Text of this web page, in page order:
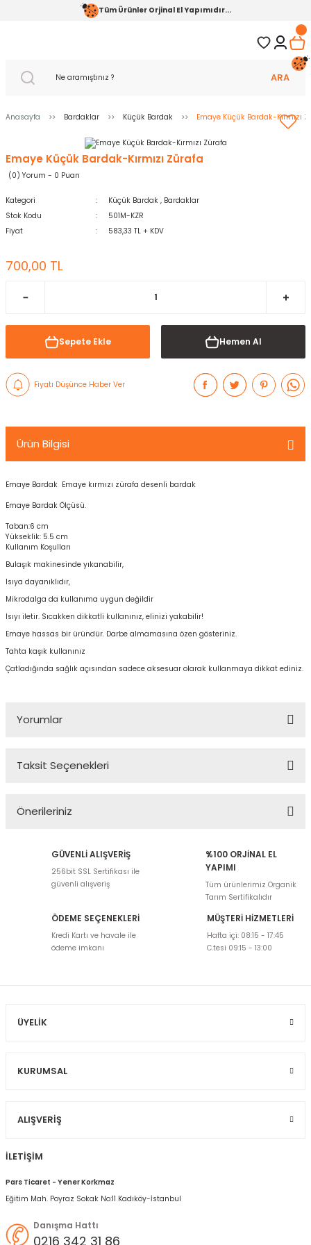
Tüm Ürünler Orjinal El Yapımıdır...
ARA
Anasayfa Bardaklar Küçük Bardak Emaye Küçük Bardak-Kırmızı
Emaye Küçük Bardak-Kırmızı Zürafa
(0) Yorum - 0 Puan
Kategori Küçük Bardak , Bardaklar
Stok Kodu
501M-KZR
Fiyat
583,33 TL + KDV
700,00 TL
Sepete Ekle Hemen Al
Fiyatı Düşünce Haber Ver
Ürün Bilgisi
Emaye Bardak Emaye kırmızı zürafa desenli bardak
Emaye Bardak Ölçüsü.
Taban:6 cm
Yükseklik: 5.5 cm
Kullanım Koşulları
Bulaşık makinesinde yıkanabilir,
Isıya dayanıklıdır,
Mikrodalga da kullanıma uygun değildir
Isıyı iletir. Sıcakken dikkatli kullanınız, elinizi yakabilir!
Emaye hassas bir üründür. Darbe almamasına özen gösteriniz.
Tahta kaşık kullanınız
Çatladığında sağlık açısından sadece aksesuar olarak kullanmaya dikkat ediniz.
Yorumlar
Taksit Seçenekleri
Önerileriniz
Bu ürünün fiyat bilgisi, resim, ürün açıklamalarında ve diğer
konularda yetersiz gördüğünüz noktaları öneri formunu kullanarak
tarafımıza iletebilirsiniz.
Görüş ve önerileriniz için teşekkür ederiz.
Ürün resmi kalitesiz, bozuk veya görüntülenemiyor.
Ürün açıklamasında eksik bilgiler bulunuyor.
GÜVENLİ ALIŞVERİŞ
256bit SSL Sertifikası ile
güvenli alışveriş
%100 ORJİNAL EL
YAPIMI
Tüm ürünlerimiz Organik
Tarım Sertifikalıdır
ÖDEME SEÇENEKLERİ
Kredi Kartı ve havale ile
ödeme imkanı
MÜŞTERİ HİZMETLERİ
Hafta içi: 08:15 - 17:45
C.tesi 09:15 - 13:00
ÜYELIK
KURUMSAL
ALIŞVERIŞ
İLETİŞİM
Pars Ticaret - Yener Korkmaz
Eğitim Mah. Poyraz Sokak No:11 Kadıköy-İstanbul
Danışma Hattı
0216 342 31 86